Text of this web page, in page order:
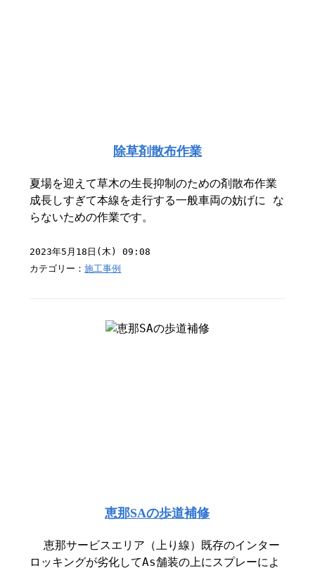
除草剤散布作業
夏場を迎えて草木の生長抑制のための剤散布作業
成長しすぎて本線を走行する一般車両の妨げに な
らないための作業です。
2023年5月18日(木) 09:08
カテゴリー：施工事例
恵那SAの歩道補修
恵那サービスエリア（上り線）既存のインター
ロッキングが劣化してAs舗装の上にスプレーによ